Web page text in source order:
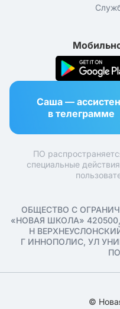
Саша —
в телеграмме
ПО
специальные
ОБЩЕСТВО С
«НОВАЯ ШКОЛА»
Н
Г ИННОПОЛИС, УЛ
©